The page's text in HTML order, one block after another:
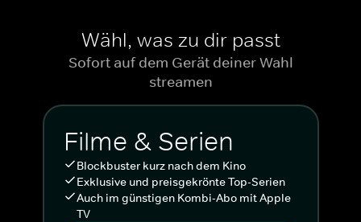
Wähl, was zu dir passt
Sofort auf dem Gerät deiner Wahl
streamen
Filme & Serien
Blockbuster kurz nach dem Kino
Exklusive und preisgekrönte Top-Serien
Auch im günstigen Kombi-Abo mit Apple
TV